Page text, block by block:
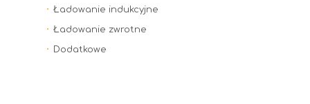
Ładowanie indukcyjne
Ładowanie zwrotne
Dodatkowe